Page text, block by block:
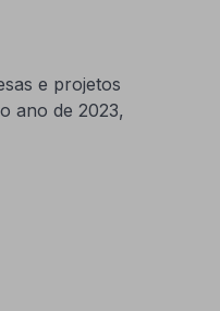
e projetos
ano de 2023,